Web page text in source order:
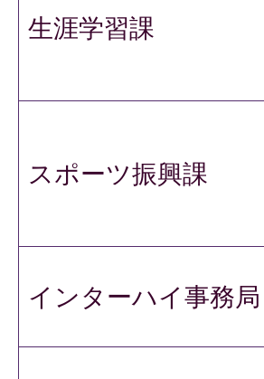
生涯学習課
スポーツ振興課
インターハイ事務局